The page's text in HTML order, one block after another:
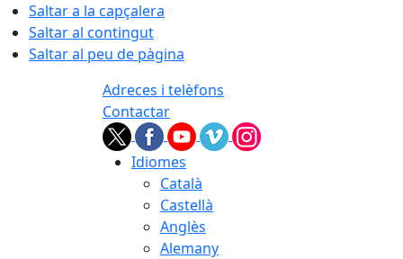
Saltar a la capçalera
Saltar al contingut
Saltar al peu de pàgina
Adreces i telèfons
Contactar
Idiomes
Català
Castellà
Anglès
Alemany